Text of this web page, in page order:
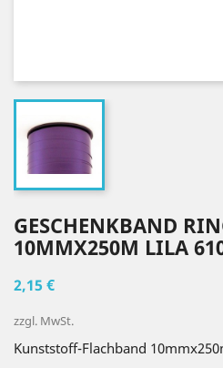
GESCHENKBAND
10MMX250M LILA
2,15 €
zzgl. MwSt.
Kunststoff-Flachband